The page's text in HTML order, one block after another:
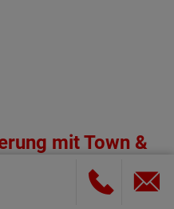
mit Town &